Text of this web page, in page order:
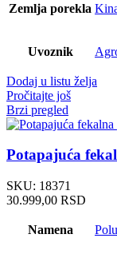
Zemlja porekla
Uvoznik
Dodaj u listu želja
Pročitajte još
Brzi pregled
Potapajuća
SKU: 18371
30.999,00 RSD
Namena